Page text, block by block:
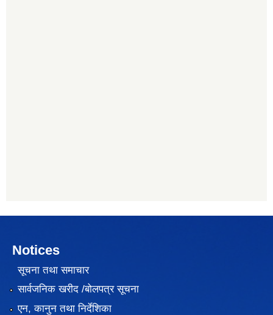
Notices
सूचना तथा समाचार
सार्वजनिक खरीद /बोलपत्र सूचना
एन, कानुन तथा निर्देशिका